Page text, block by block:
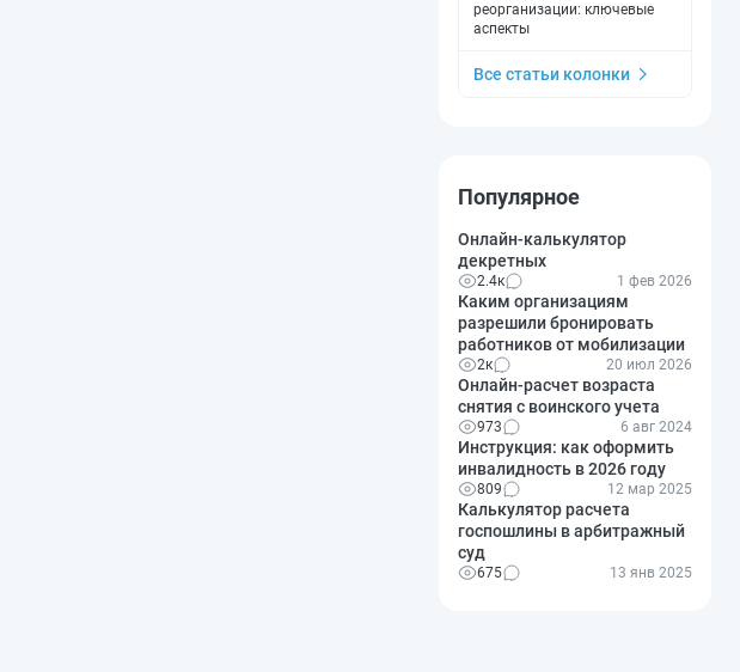
реорганизации: ключевые
аспекты
Все статьи колонки
Популярное
Онлайн-калькулятор
декретных
2.4к 1 фев 2026
Каким организациям
разрешили бронировать
работников от мобилизации
2к 20 июл 2026
Онлайн-расчет возраста
снятия с воинского учета
973 6 авг 2024
Инструкция: как оформить
инвалидность в 2026 году
809 12 мар 2025
Калькулятор расчета
госпошлины в арбитражный
суд
675 13 янв 2025